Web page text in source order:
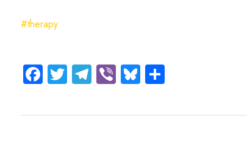
#therapy
Facebook
TwitterTelegram
ViberBluesky